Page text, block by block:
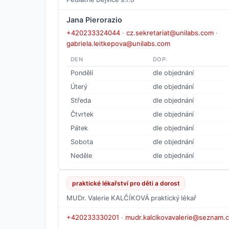
Jana Pierorazio
+420233324044 · cz.sekretariat@unilabs.com ·
gabriela.leitkepova@unilabs.com
DEN DOP.
Pondělí
dle objednání
Úterý
dle objednání
Středa
dle objednání
Čtvrtek
dle objednání
Pátek
dle objednání
Sobota
dle objednání
Neděle
dle objednání
praktické lékařství pro děti a dorost
MUDr. Valerie KALČÍKOVÁ praktický lékař
+420233330201 ·